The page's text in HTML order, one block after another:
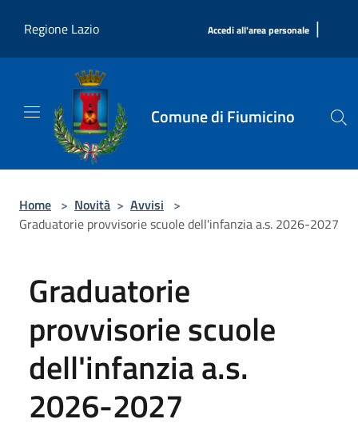
Regione Lazio
Accedi all'area personale |
Comune di Fiumicino
Home > Novità > Avvisi >
Graduatorie provvisorie scuole dell'infanzia a.s. 2026-2027
Graduatorie
provvisorie scuole
dell'infanzia a.s.
2026-2027